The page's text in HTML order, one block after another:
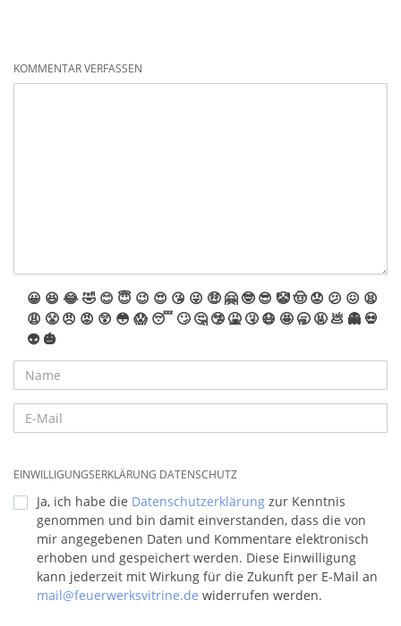
KOMMENTAR VERFASSEN
😀 😆 😂🤣 😊 😇 😉 😍 😘 😜 🤑 🤗 🤓 😎 🤡🤠 😟 😕 😖 😫
😩 😤 😠 😡 😲 😳 😱 😴 🙄 🤔 🤥 🤮 🤧 😷 🤩 🥱 🤬 💩 👻 💀
👽 🎃
EINWILLIGUNGSERKLÄRUNG DATENSCHUTZ
Ja, ich habe die Datenschutzerklärung zur Kenntnis
genommen und bin damit einverstanden, dass die von
mir angegebenen Daten und Kommentare elektronisch
erhoben und gespeichert werden. Diese Einwilligung
kann jederzeit mit Wirkung für die Zukunft per E-Mail an
mail@feuerwerksvitrine.de widerrufen werden.